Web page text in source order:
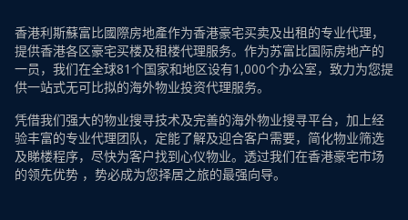
香港利斯蘇富比國際房地產作为香港豪宅买卖及出租的专业代理，
提供香港各区豪宅买楼及租楼代理服务。作为苏富比国际房地产的
一员，我们在全球81个国家和地区设有1,000个办公室，致力为您提
供一站式无可比拟的海外物业投资代理服务。
凭借我们强大的物业搜寻技术及完善的海外物业搜寻平台，加上经
验丰富的专业代理团队，定能了解及迎合客户需要，简化物业筛选
及睇楼程序，尽快为客户找到心仪物业。透过我们在香港豪宅市场
的领先优势 ，势必成为您择居之旅的最强向导。